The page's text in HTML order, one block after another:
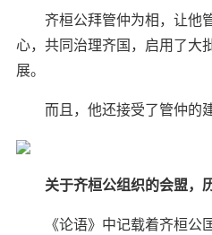
齐桓公拜管仲为相，让他
心，共同治理齐国，启用了大
展。
而且，他还接受了管仲的
关于齐桓公组织的会盟，
《论语》中记载着齐桓公